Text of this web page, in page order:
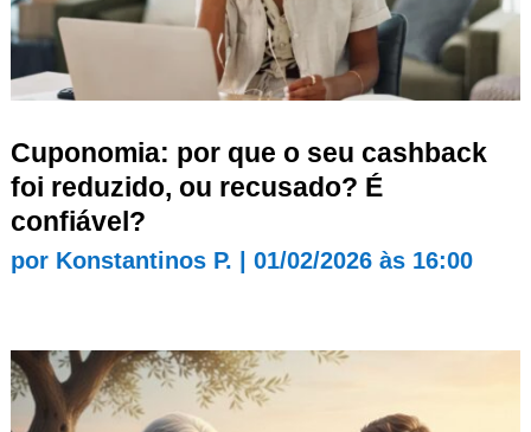
Cuponomia: por que o seu cashback
foi reduzido, ou recusado? É
confiável?
por Konstantinos P. 01/02/2026 às 16:00